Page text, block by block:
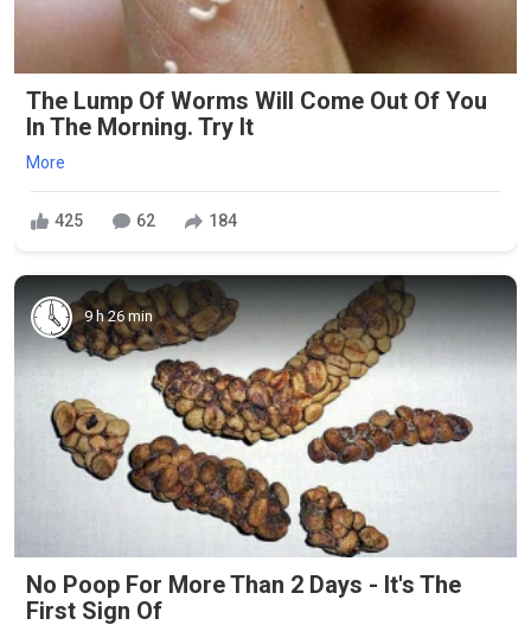
The Lump Of Worms Will Come Out Of You
In The Morning. Try It
More
425 62 184
9 h 26 min
No Poop For More Than 2 Days - It's The
First Sign Of